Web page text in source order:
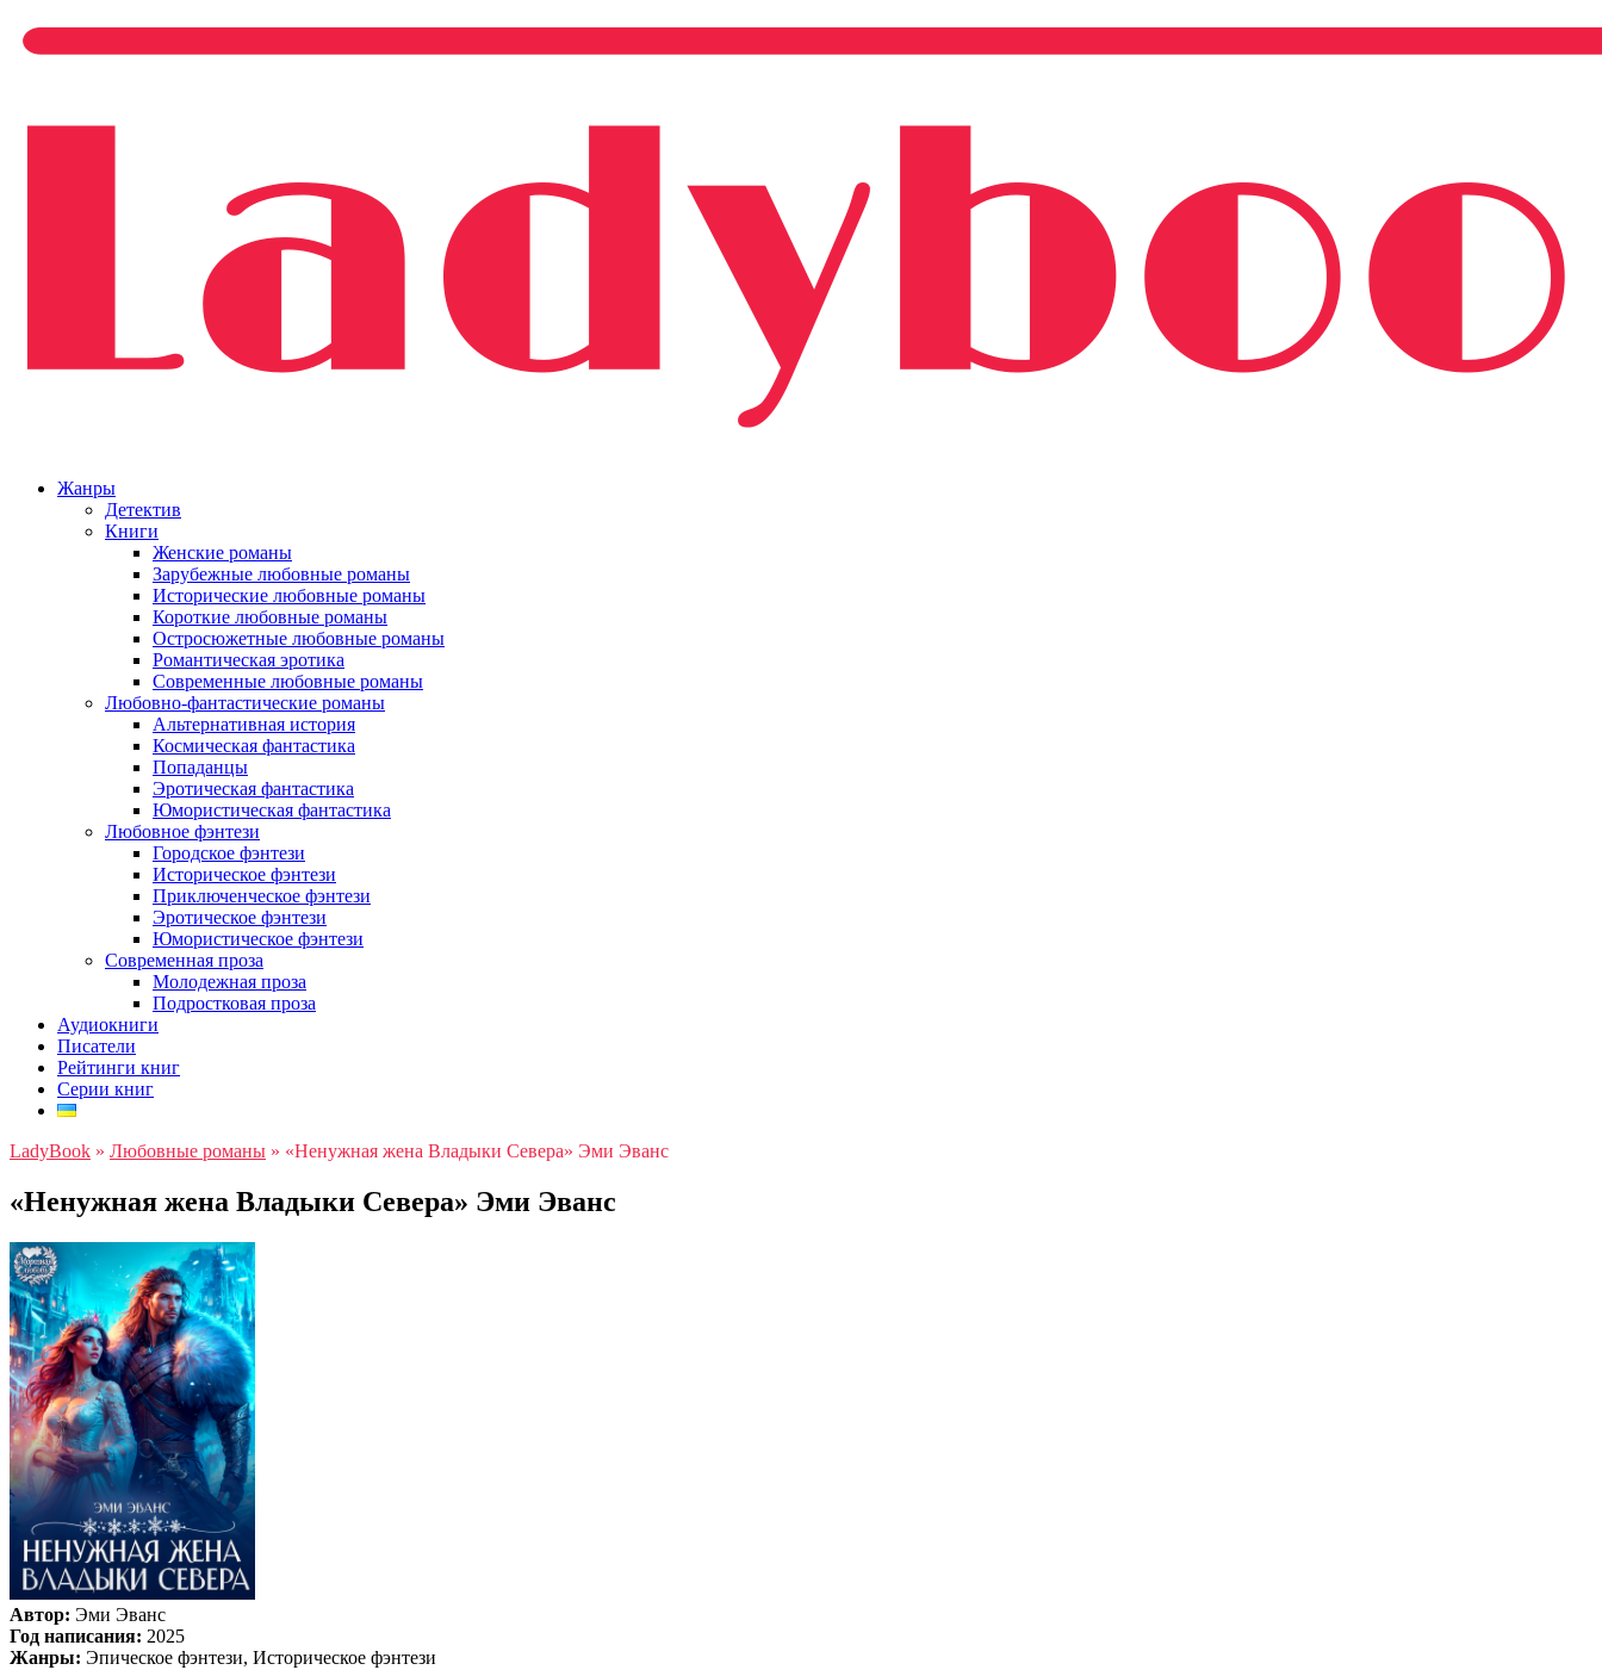
Жанры
Детектив
Книги
Женские романы
Зарубежные любовные романы
Исторические любовные романы
Короткие любовные романы
Остросюжетные любовные романы
Романтическая эротика
Современные любовные романы
Любовно-фантастические романы
Альтернативная история
Космическая фантастика
Попаданцы
Эротическая фантастика
Юмористическая фантастика
Любовное фэнтези
Городское фэнтези
Историческое фэнтези
Приключенческое фэнтези
Эротическое фэнтези
Юмористическое фэнтези
Современная проза
Молодежная проза
Подростковая проза
Аудиокниги
Писатели
Рейтинги книг
Серии книг
LadyBook » Любовные романы » «Ненужная жена Владыки Севера» Эми Эванс
«Ненужная жена Владыки Севера» Эми Эванс
Автор: Эми Эванс
Год написания: 2025
Жанры: Эпическое фэнтези, Историческое фэнтези